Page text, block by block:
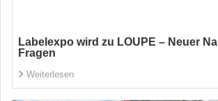
Labelexpo wird zu LOUPE – Neuer
Fragen
Weiterlesen